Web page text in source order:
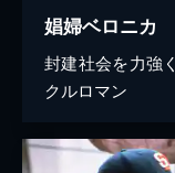
娼婦ベロニカ
封建社会を力強
クルロマン